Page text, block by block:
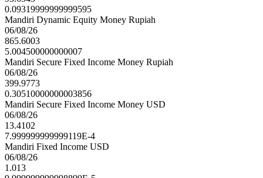
0.09319999999999595
Mandiri Dynamic Equity Money Rupiah
06/08/26
865.6003
5.004500000000007
Mandiri Secure Fixed Income Money Rupiah
06/08/26
399.9773
0.30510000000003856
Mandiri Secure Fixed Income Money USD
06/08/26
13.4102
7.999999999999119E-4
Mandiri Fixed Income USD
06/08/26
1.013